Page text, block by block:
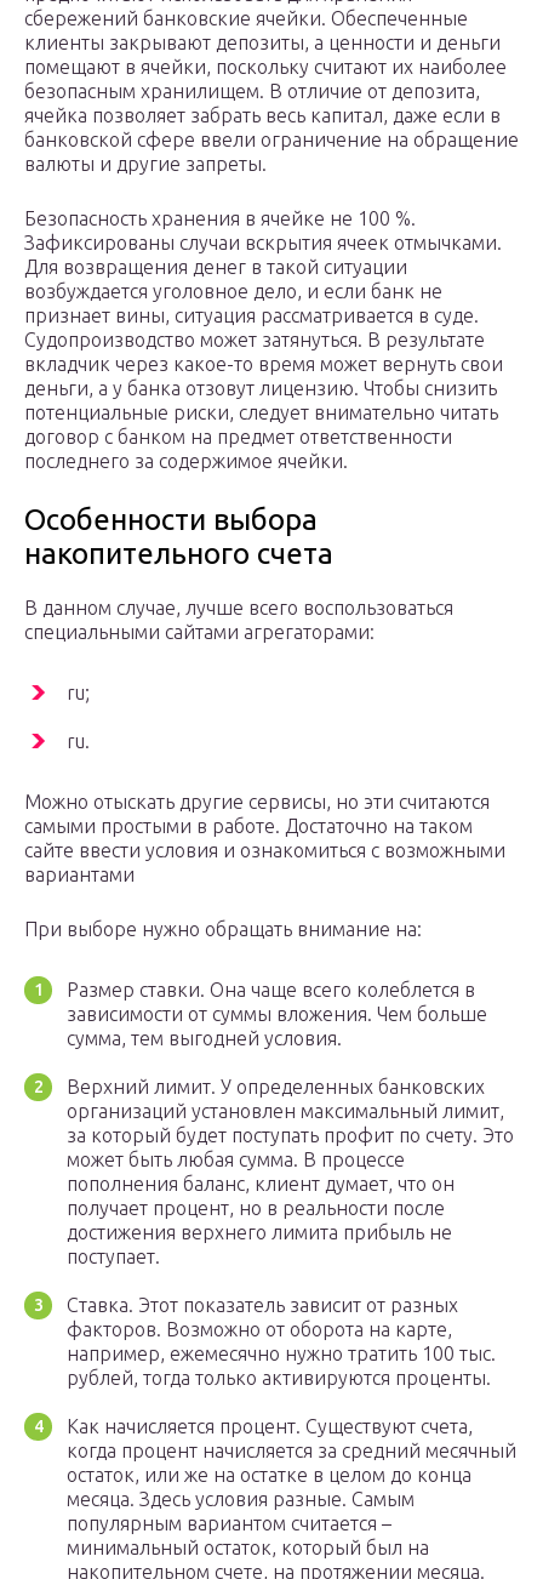
сбережений банковские ячейки. Обеспеченные
клиенты закрывают депозиты, а ценности и деньги
помещают в ячейки, поскольку считают их наиболее
безопасным хранилищем. В отличие от депозита,
ячейка позволяет забрать весь капитал, даже если в
банковской сфере ввели ограничение на обращение
валюты и другие запреты.
Безопасность хранения в ячейке не 100 %.
Зафиксированы случаи вскрытия ячеек отмычками.
Для возвращения денег в такой ситуации
возбуждается уголовное дело, и если банк не
признает вины, ситуация рассматривается в суде.
Судопроизводство может затянуться. В результате
вкладчик через какое-то время может вернуть свои
деньги, а у банка отзовут лицензию. Чтобы снизить
потенциальные риски, следует внимательно читать
договор с банком на предмет ответственности
последнего за содержимое ячейки.
Особенности выбора
накопительного счета
В данном случае, лучше всего воспользоваться
специальными сайтами агрегаторами:
ru;
ru.
Можно отыскать другие сервисы, но эти считаются
самыми простыми в работе. Достаточно на таком
сайте ввести условия и ознакомиться с возможными
вариантами
При выборе нужно обращать внимание на:
Размер ставки. Она чаще всего колеблется в
зависимости от суммы вложения. Чем больше
сумма, тем выгодней условия.
Верхний лимит. У определенных банковских
организаций установлен максимальный лимит,
за который будет поступать профит по счету. Это
может быть любая сумма. В процессе
пополнения баланс, клиент думает, что он
получает процент, но в реальности после
достижения верхнего лимита прибыль не
поступает.
Ставка. Этот показатель зависит от разных
факторов. Возможно от оборота на карте,
например, ежемесячно нужно тратить 100 тыс.
рублей, тогда только активируются проценты.
Как начисляется процент. Существуют счета,
когда процент начисляется за средний месячный
остаток, или же на остатке в целом до конца
месяца. Здесь условия разные. Самым
популярным вариантом считается –
минимальный остаток, который был на
накопительном счете, на протяжении месяца.